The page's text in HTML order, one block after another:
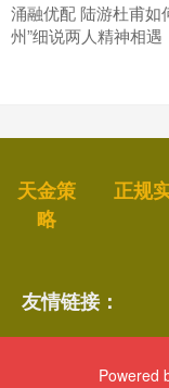
涌融优配 陆游杜甫如
州”细说两人精神相遇
天金策
略
正规
友情链接：
Powered